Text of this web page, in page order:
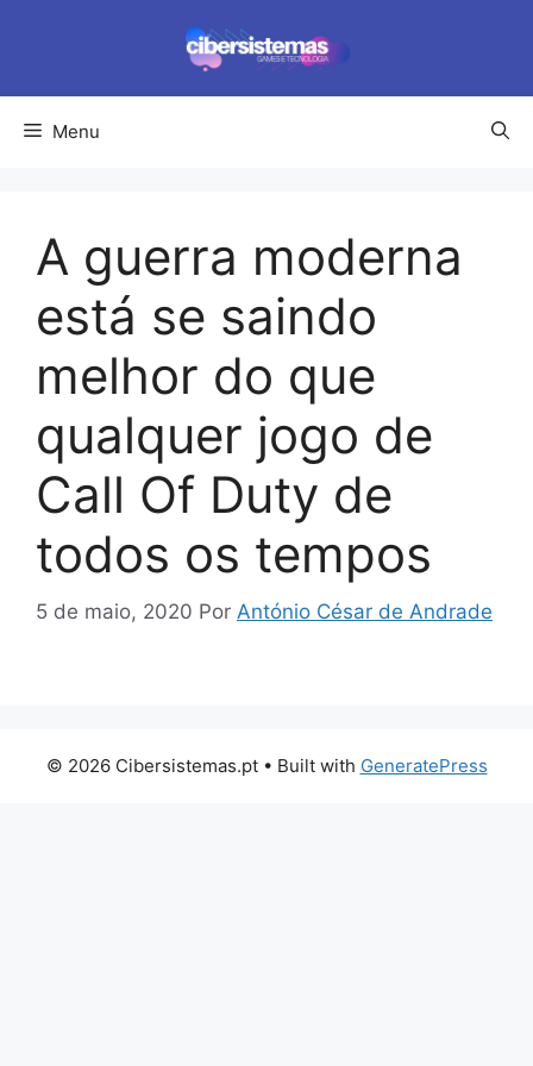
conteúdo
Menu
A guerra moderna
está se saindo
melhor do que
qualquer jogo de
Call Of Duty de
todos os tempos
5 de maio, 2020 Por António César de Andrade
© 2026 Cibersistemas.pt• Built with GeneratePress